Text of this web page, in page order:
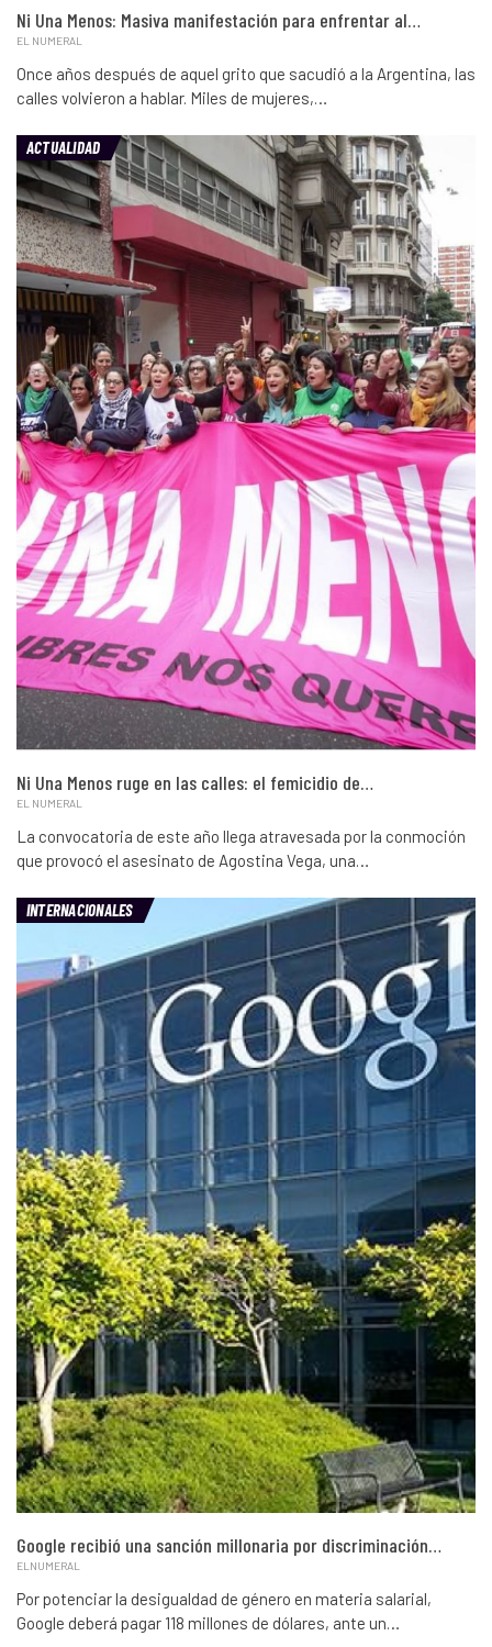
Ni Una Menos: Masiva manifestación para enfrentar al…
EL NUMERAL
Once años después de aquel grito que sacudió a la Argentina, las
calles volvieron a hablar. Miles de mujeres,…
ACTUALIDAD
Ni Una Menos ruge en las calles: el femicidio de…
EL NUMERAL
La convocatoria de este año llega atravesada por la conmoción
que provocó el asesinato de Agostina Vega, una…
INTERNACIONALES
Google recibió una sanción millonaria por discriminación…
ELNUMERAL
Por potenciar la desigualdad de género en materia salarial,
Google deberá pagar 118 millones de dólares, ante un…